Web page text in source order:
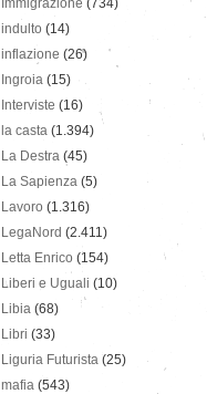
Immigrazione (734)
indulto (14)
inflazione (26)
Ingroia (15)
Interviste (16)
la casta (1.394)
La Destra (45)
La Sapienza (5)
Lavoro (1.316)
LegaNord (2.411)
Letta Enrico (154)
Liberi e Uguali (10)
Libia (68)
Libri (33)
Liguria Futurista (25)
mafia (543)